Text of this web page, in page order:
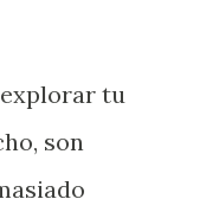
explorar tu
son